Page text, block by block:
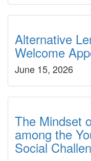
Alternative
Welcome
June 15, 2026
The Mindset
among the
Social